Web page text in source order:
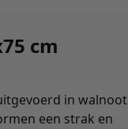
cm
in walnoot
een strak en